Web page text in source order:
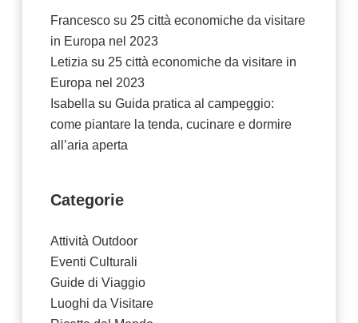
Francescosu 25 città economiche da visitare
in Europa nel 2023
Letizia su 25 città economiche da visitare in
Europa nel 2023
Isabella su Guida pratica al campeggio:
come piantare la tenda, cucinare e dormire
all’aria aperta
Categorie
Attività Outdoor
Eventi Culturali
Guide di Viaggio
Luoghi da Visitare